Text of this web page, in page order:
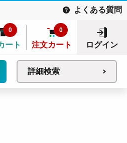
よくある質問
ート
0
注文カート
0
ログイン
詳細検索